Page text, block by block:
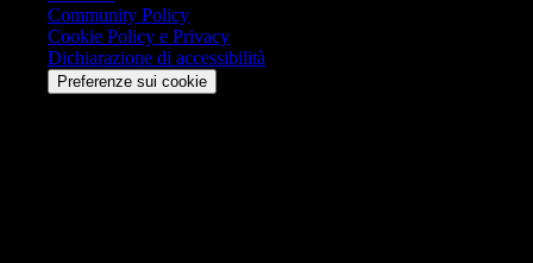
Community Policy
Cookie Policy e Privacy
Dichiarazione di accessibilità
Preferenze sui cookie